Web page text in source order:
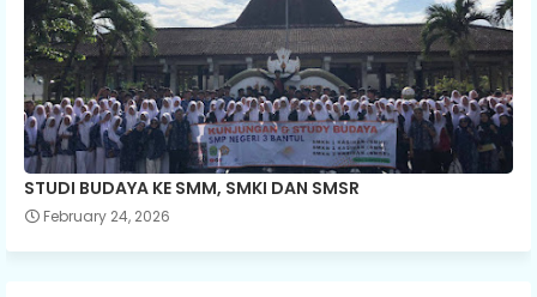
STUDI BUDAYA KE SMM, SMKI DAN SMSR
February 24, 2026